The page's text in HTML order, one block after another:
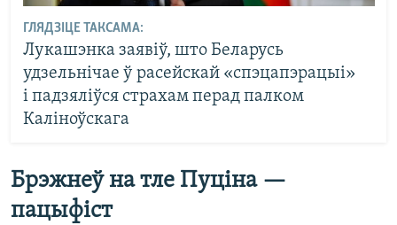
ГЛЯДЗІЦЕ ТАКСАМА:
Лукашэнка заявіў, што Беларусь
удзельнічае ў расейскай «спэцапэрацыі»
і падзяліўся страхам перад палком
Каліноўскага
Брэжнеў на тле Пуціна —
пацыфіст